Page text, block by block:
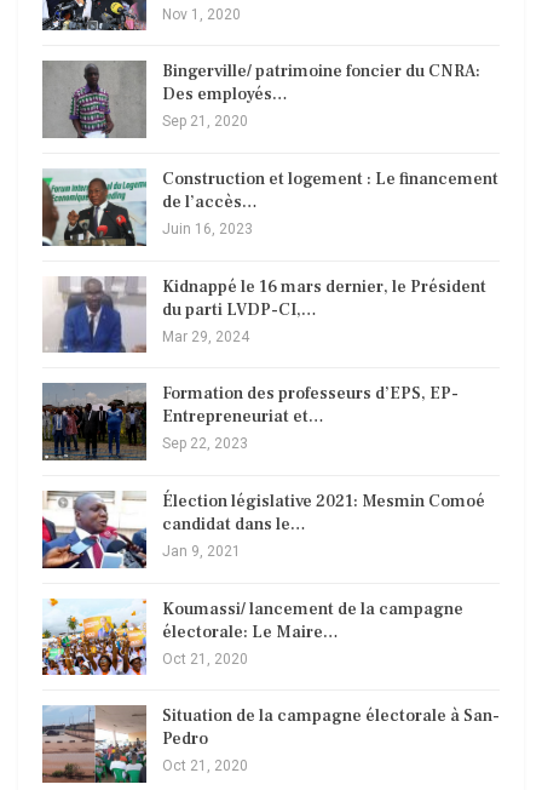
Nov 1, 2020
Bingerville/ patrimoine foncier du CNRA:
Des employés…
Sep 21, 2020
Construction et logement : Le financement
de l’accès…
Juin 16, 2023
Kidnappé le 16 mars dernier, le Président
du parti LVDP-CI,…
Mar 29, 2024
Formation des professeurs d’EPS, EP-
Entrepreneuriat et…
Sep 22, 2023
Élection législative 2021: Mesmin Comoé
candidat dans le…
Jan 9, 2021
Koumassi/ lancement de la campagne
électorale: Le Maire…
Oct 21, 2020
Situation de la campagne électorale à San-
Pedro
Oct 21, 2020